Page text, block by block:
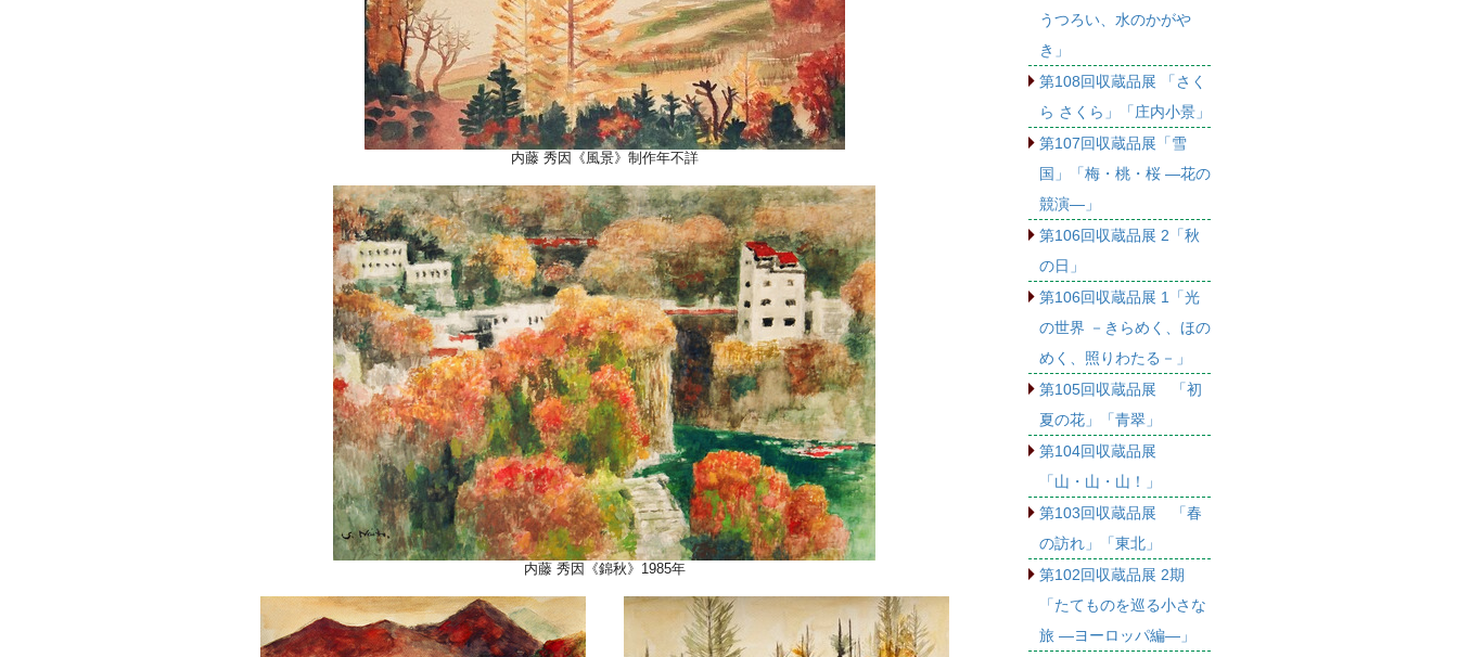
内藤 秀因《風景》制作年不詳
内藤 秀因《錦秋》1985年
うつろい、水のかがや
き」
第108回収蔵品展 「さく
ら さくら」「庄内小景」
第107回収蔵品展「雪
国」「梅・桃・桜 ―花の
競演―」
第106回収蔵品展 2「秋
の日」
第106回収蔵品展 1「光
の世界 －きらめく、ほの
めく、照りわたる－」
第105回収蔵品展 「初
夏の花」「青翠」
第104回収蔵品展
「山・山・山！」
第103回収蔵品展 「春
の訪れ」「東北」
第102回収蔵品展 2期
「たてものを巡る小さな
旅 ―ヨーロッパ編―」